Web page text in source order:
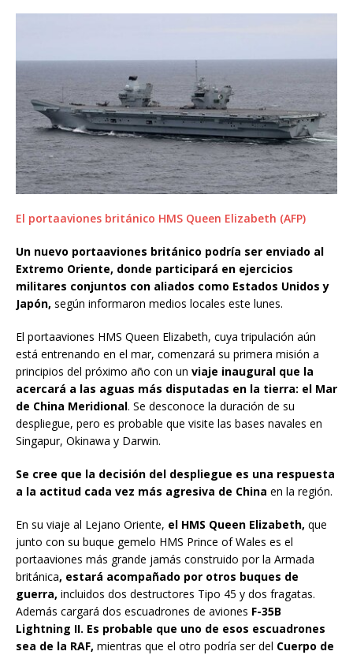
El portaaviones británico HMS Queen Elizabeth (AFP)
Un nuevo portaaviones británico podría ser enviado al
Extremo Oriente, donde participará en ejercicios
militares conjuntos con aliados como Estados Unidos y
Japón, según informaron medios locales este lunes.
El portaaviones HMS Queen Elizabeth, cuya tripulación aún
está entrenando en el mar, comenzará su primera misión a
principios del próximo año con un viaje inaugural que la
acercará a las aguas más disputadas en la tierra: el Mar
de China Meridional. Se desconoce la duración de su
despliegue, pero es probable que visite las bases navales en
Singapur, Okinawa y Darwin.
Se cree que la decisión del despliegue es una respuesta
a la actitud cada vez más agresiva de China en la región.
En su viaje al Lejano Oriente, el HMS Queen Elizabeth, que
junto con su buque gemelo HMS Prince of Wales es el
portaaviones más grande jamás construido por la Armada
británica, estará acompañado por otros buques de
guerra, incluidos dos destructores Tipo 45 y dos fragatas.
Además cargará dos escuadrones de aviones F-35B
Lightning II. Es probable que uno de esos escuadrones
sea de la RAF, mientras que el otro podría ser del Cuerpo de